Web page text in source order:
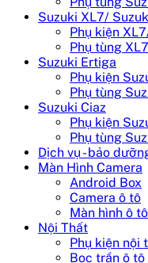
Suzuki XL7/
Phụ kiện
Phụ tùng XL7
Suzuki Ertiga
Phụ kiện
Phụ tùng
Suzuki Ciaz
Phụ kiện
Phụ tùng
Dịch vụ - bảo
Màn Hình Camera
Android Box
Camera ô tô
Màn hình ô tô
Nội Thất
Phụ kiện nội
Bọc trần ô tô